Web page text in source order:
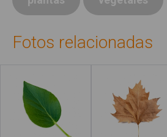
Fotos relacionadas